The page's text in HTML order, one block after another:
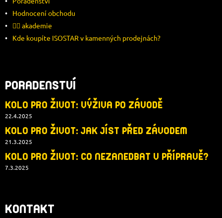
Hodnocení obchodu
🚴‍♂️ akademie
Kde koupíte ISOSTAR v kamenných prodejnách?
PORADENSTVÍ
KOLO PRO ŽIVOT: VÝŽIVA PO ZÁVODĚ
22.4.2025
KOLO PRO ŽIVOT: JAK JÍST PŘED ZÁVODEM
21.3.2025
KOLO PRO ŽIVOT: CO NEZANEDBAT V PŘÍPRAVĚ?
7.3.2025
KONTAKT